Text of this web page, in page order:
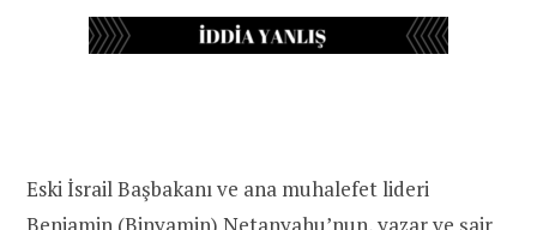
Eski İsrail Başbakanı ve ana muhalefet lideri
Benjamin (Binyamin) Netanyahu’nun, yazar ve şair